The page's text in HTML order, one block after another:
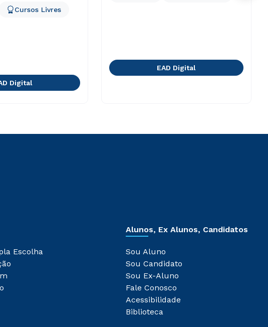
Cursos Livres
Digital
EAD Digital
Escolha
Alunos, Ex Alunos, Candidatos
Sou Aluno
Sou Candidato
Sou Ex-Aluno
Fale Conosco
Acessibilidade
Biblioteca